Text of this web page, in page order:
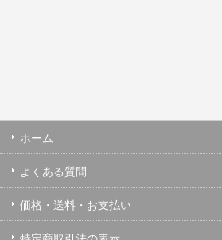
ホーム
よくある質問
価格・送料・お支払い